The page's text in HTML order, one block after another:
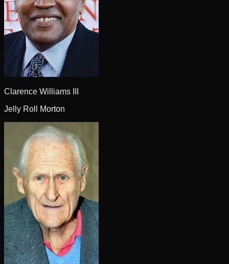
Clarence Williams III
Jelly Roll Morton